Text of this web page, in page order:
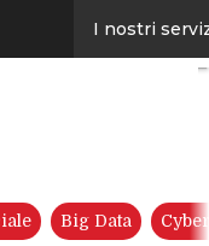
I nostri
Big Data